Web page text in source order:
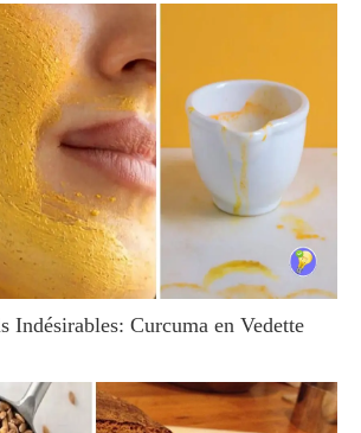
Indésirables: Curcuma en Vedette